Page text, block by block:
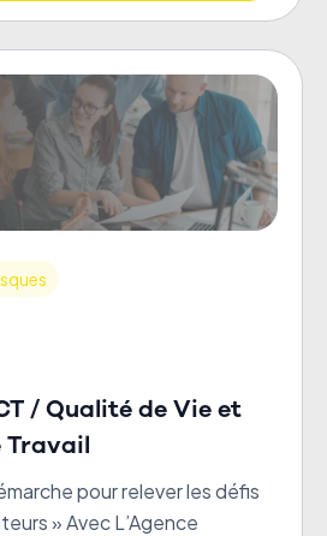
/ Qualité de Vie et
Travail
pour relever les défis
» Avec L’Agence